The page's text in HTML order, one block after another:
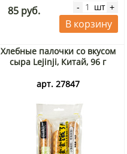
85 руб. - шт +
В корзину
Хлебные палочки со вкусом
сыра Lejinji, Китай, 96 г
арт. 27847